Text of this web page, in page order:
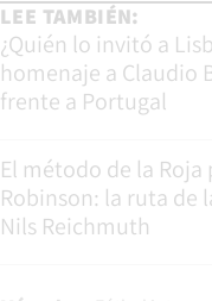
LEE TAMBIÉN:
¿Quién lo invitó a
homenaje a Claudio
frente a Portugal
El método de la
Robinson: la ruta de
Nils Reichmuth